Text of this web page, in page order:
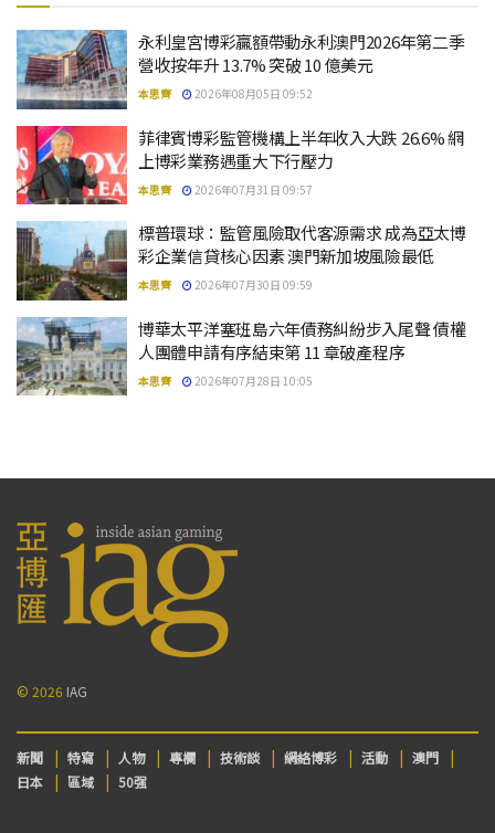
永利皇宮博彩贏額帶動永利澳門2026年第二季
營收按年升 13.7% 突破 10 億美元
本思齊 2026年08月05日 09:52
菲律賓博彩監管機構上半年收入大跌 26.6% 網
上博彩業務遇重大下行壓力
本思齊 2026年07月31日 09:57
標普環球：監管風險取代客源需求 成為亞太博
彩企業信貸核心因素 澳門新加坡風險最低
本思齊 2026年07月30日 09:59
博華太平洋塞班島六年債務糾紛步入尾聲 債權
人團體申請有序結束第 11 章破產程序
本思齊 2026年07月28日 10:05
© 2026 IAG
新聞 特寫 人物 專欄 技術談 網絡博彩 活動
澳門
日本
區域 50强